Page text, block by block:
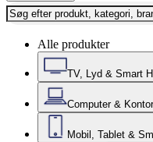
Alle produkter
TV, Lyd & Smart
Computer & Kontor
Mobil, Tablet &